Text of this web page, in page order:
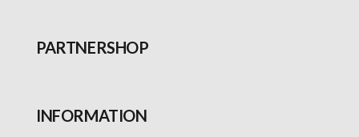
PARTNERSHOP
INFORMATION